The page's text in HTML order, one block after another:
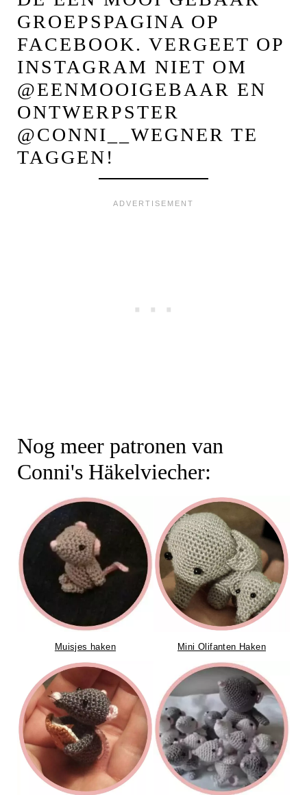
GROEPSPAGINA OP
FACEBOOK. VERGEET OP
INSTAGRAM NIET OM
@EENMOOIGEBAAR EN
ONTWERPSTER
@CONNI__WEGNER TE
TAGGEN!
Nog meer patronen van
Conni's Häkelviecher:
Muisjes haken Mini Olifanten Haken